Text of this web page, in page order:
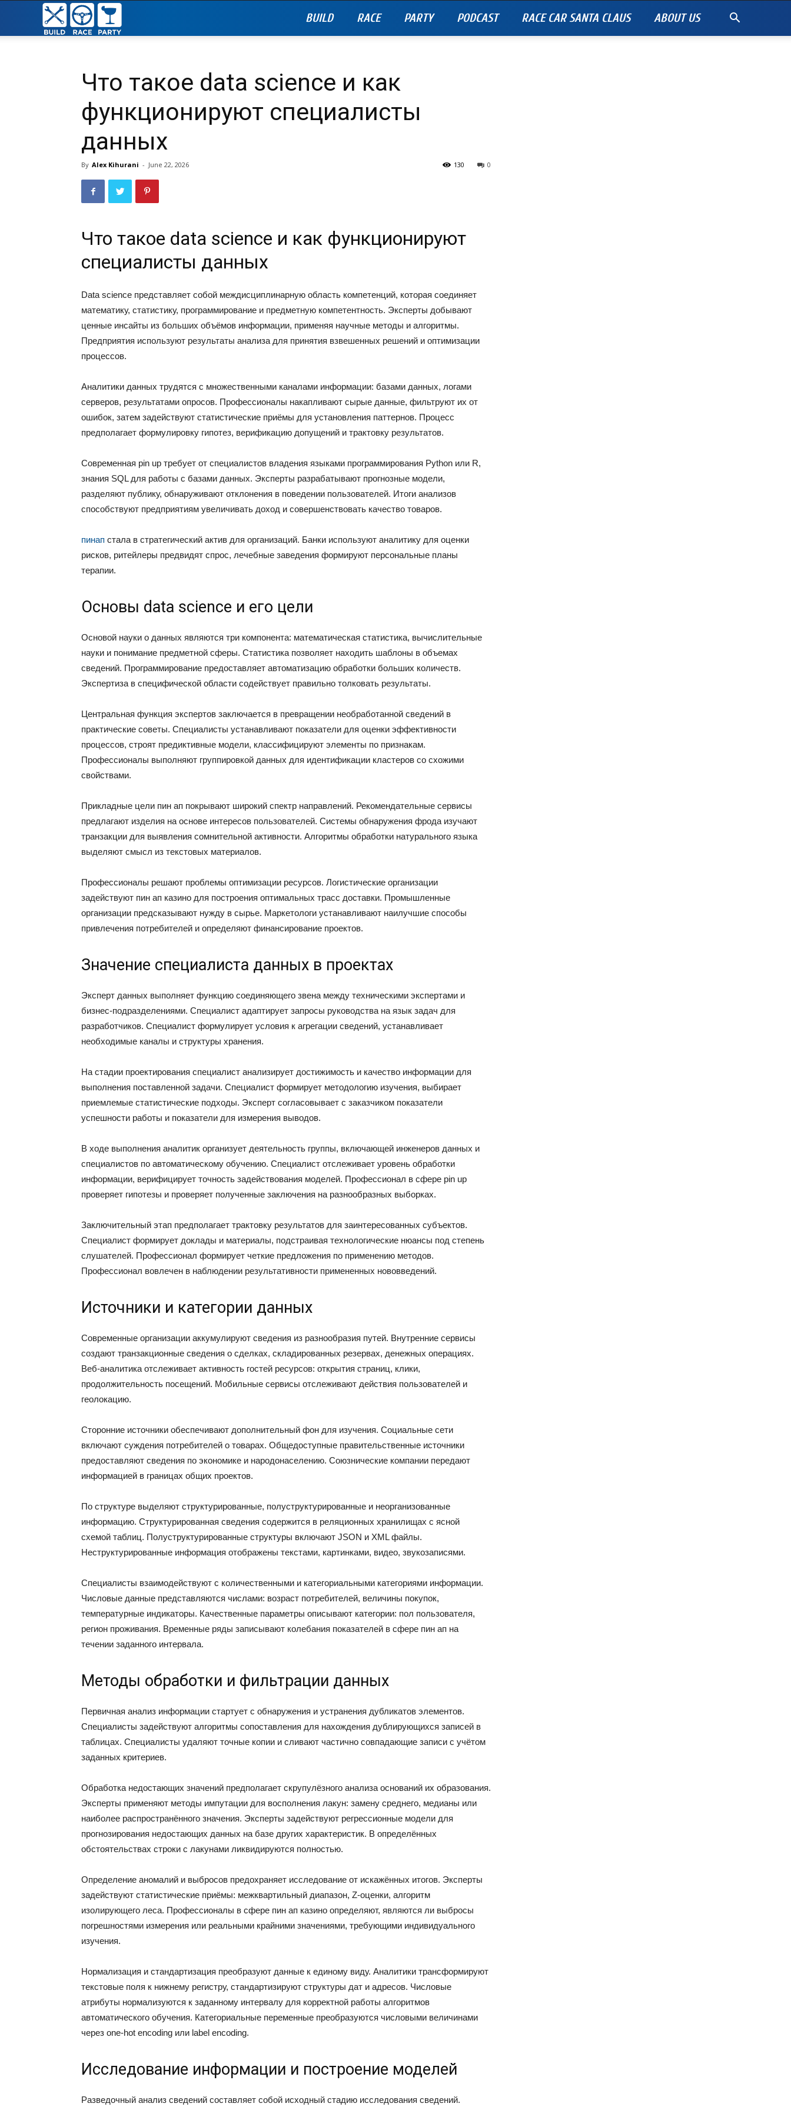
Party
BUILD RACE PARTY PODCAST RACE CAR SANTA CLAUS ABOUT US
Что такое data science и как
функционируют специалисты
данных
By Alex Kihurani - June 22, 2026 0
130
Что такое data science и как функционируют
специалисты данных
Data science представляет собой междисциплинарную область компетенций, которая соединяет
математику, статистику, программирование и предметную компетентность. Эксперты добывают
ценные инсайты из больших объёмов информации, применяя научные методы и алгоритмы.
Предприятия используют результаты анализа для принятия взвешенных решений и оптимизации
процессов.
Аналитики данных трудятся с множественными каналами информации: базами данных, логами
серверов, результатами опросов. Профессионалы накапливают сырые данные, фильтруют их от
ошибок, затем задействуют статистические приёмы для установления паттернов. Процесс
предполагает формулировку гипотез, верификацию допущений и трактовку результатов.
Современная pin up требует от специалистов владения языками программирования Python или R,
знания SQL для работы с базами данных. Эксперты разрабатывают прогнозные модели,
разделяют публику, обнаруживают отклонения в поведении пользователей. Итоги анализов
способствуют предприятиям увеличивать доход и совершенствовать качество товаров.
пинап стала в стратегический актив для организаций. Банки используют аналитику для оценки
рисков, ритейлеры предвидят спрос, лечебные заведения формируют персональные планы
терапии.
Основы data science и его цели
Основой науки о данных являются три компонента: математическая статистика, вычислительные
науки и понимание предметной сферы. Статистика позволяет находить шаблоны в объемах
сведений. Программирование предоставляет автоматизацию обработки больших количеств.
Экспертиза в специфической области содействует правильно толковать результаты.
Центральная функция экспертов заключается в превращении необработанной сведений в
практические советы. Специалисты устанавливают показатели для оценки эффективности
процессов, строят предиктивные модели, классифицируют элементы по признакам.
Профессионалы выполняют группировкой данных для идентификации кластеров со схожими
свойствами.
Прикладные цели пин ап покрывают широкий спектр направлений. Рекомендательные сервисы
предлагают изделия на основе интересов пользователей. Системы обнаружения фрода изучают
транзакции для выявления сомнительной активности. Алгоритмы обработки натурального языка
выделяют смысл из текстовых материалов.
Профессионалы решают проблемы оптимизации ресурсов. Логистические организации
задействуют пин ап казино для построения оптимальных трасс доставки. Промышленные
организации предсказывают нужду в сырье. Маркетологи устанавливают наилучшие способы
привлечения потребителей и определяют финансирование проектов.
Значение специалиста данных в проектах
Эксперт данных выполняет функцию соединяющего звена между техническими экспертами и
бизнес-подразделениями. Специалист адаптирует запросы руководства на язык задач для
разработчиков. Специалист формулирует условия к агрегации сведений, устанавливает
необходимые каналы и структуры хранения.
На стадии проектирования специалист анализирует достижимость и качество информации для
выполнения поставленной задачи. Специалист формирует методологию изучения, выбирает
приемлемые статистические подходы. Эксперт согласовывает с заказчиком показатели
успешности работы и показатели для измерения выводов.
В ходе выполнения аналитик организует деятельность группы, включающей инженеров данных и
специалистов по автоматическому обучению. Специалист отслеживает уровень обработки
информации, верифицирует точность задействования моделей. Профессионал в сфере pin up
проверяет гипотезы и проверяет полученные заключения на разнообразных выборках.
Заключительный этап предполагает трактовку результатов для заинтересованных субъектов.
Специалист формирует доклады и материалы, подстраивая технологические нюансы под степень
слушателей. Профессионал формирует четкие предложения по применению методов.
Профессионал вовлечен в наблюдении результативности примененных нововведений.
Источники и категории данных
Современные организации аккумулируют сведения из разнообразия путей. Внутренние сервисы
создают транзакционные сведения о сделках, складированных резервах, денежных операциях.
Веб-аналитика отслеживает активность гостей ресурсов: открытия страниц, клики,
продолжительность посещений. Мобильные сервисы отслеживают действия пользователей и
геолокацию.
Сторонние источники обеспечивают дополнительный фон для изучения. Социальные сети
включают суждения потребителей о товарах. Общедоступные правительственные источники
предоставляют сведения по экономике и народонаселению. Союзнические компании передают
информацией в границах общих проектов.
По структуре выделяют структурированные, полуструктурированные и неорганизованные
информацию. Структурированная сведения содержится в реляционных хранилищах с ясной
схемой таблиц. Полуструктурированные структуры включают JSON и XML файлы.
Неструктурированные информация отображены текстами, картинками, видео, звукозаписями.
Специалисты взаимодействуют с количественными и категориальными категориями информации.
Числовые данные представляются числами: возраст потребителей, величины покупок,
температурные индикаторы. Качественные параметры описывают категории: пол пользователя,
регион проживания. Временные ряды записывают колебания показателей в сфере пин ап на
течении заданного интервала.
Методы обработки и фильтрации данных
Первичная анализ информации стартует с обнаружения и устранения дубликатов элементов.
Специалисты задействуют алгоритмы сопоставления для нахождения дублирующихся записей в
таблицах. Специалисты удаляют точные копии и сливают частично совпадающие записи с учётом
заданных критериев.
Обработка недостающих значений предполагает скрупулёзного анализа оснований их образования.
Эксперты применяют методы импутации для восполнения лакун: замену среднего, медианы или
наиболее распространённого значения. Эксперты задействуют регрессионные модели для
прогнозирования недостающих данных на базе других характеристик. В определённых
обстоятельствах строки с лакунами ликвидируются полностью.
Определение аномалий и выбросов предохраняет исследование от искажённых итогов. Эксперты
задействуют статистические приёмы: межквартильный диапазон, Z-оценки, алгоритм
изолирующего леса. Профессионалы в сфере пин ап казино определяют, являются ли выбросы
погрешностями измерения или реальными крайними значениями, требующими индивидуального
изучения.
Нормализация и стандартизация преобразуют данные к единому виду. Аналитики трансформируют
текстовые поля к нижнему регистру, стандартизируют структуры дат и адресов. Числовые
атрибуты нормализуются к заданному интервалу для корректной работы алгоритмов
автоматического обучения. Категориальные переменные преобразуются числовыми величинами
через one-hot encoding или label encoding.
Исследование информации и построение моделей
Разведочный анализ сведений составляет собой исходный стадию исследования сведений.